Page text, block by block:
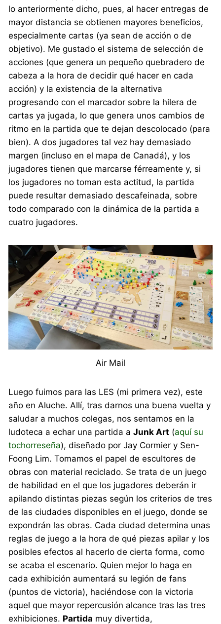
lo anteriormente dicho, pues, al hacer entregas de
mayor distancia se obtienen mayores beneficios,
especialmente cartas (ya sean de acción o de
objetivo). Me gustado el sistema de selección de
acciones (que genera un pequeño quebradero de
cabeza a la hora de decidir qué hacer en cada
acción) y la existencia de la alternativa
progresando con el marcador sobre la hilera de
cartas ya jugada, lo que genera unos cambios de
ritmo en la partida que te dejan descolocado (para
bien). A dos jugadores tal vez hay demasiado
margen (incluso en el mapa de Canadá), y los
jugadores tienen que marcarse férreamente y, si
los jugadores no toman esta actitud, la partida
puede resultar demasiado descafeinada, sobre
todo comparado con la dinámica de la partida a
cuatro jugadores.
Air Mail
Luego fuimos para las LES (mi primera vez), este
año en Aluche. Allí, tras darnos una buena vuelta y
saludar a muchos colegas, nos sentamos en la
ludoteca a echar una partida aJunk Art (aquí su
tochorreseña), diseñado por Jay Cormier y Sen-
Foong Lim. Tomamos el papel de escultores de
obras con material reciclado. Se trata de un juego
de habilidad en el que los jugadores deberán ir
apilando distintas piezas según los criterios de tres
de las ciudades disponibles en el juego, donde se
expondrán las obras. Cada ciudad determina unas
reglas de juego a la hora de qué piezas apilar y los
posibles efectos al hacerlo de cierta forma, como
se acaba el escenario. Quien mejor lo haga en
cada exhibición aumentará su legión de fans
(puntos de victoria), haciéndose con la victoria
aquel que mayor repercusión alcance tras las tres
exhibiciones. Partida muy divertida,